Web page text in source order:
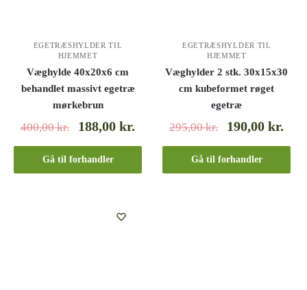
EGETRÆSHYLDER TIL
HJEMMET
Væghylde 40x20x6 cm
behandlet massivt egetræ
mørkebrun
400,00kr. 188,00kr.
Gå til forhandler
EGETRÆSHYLDER TIL
HJEMMET
Væghylder 2 stk. 30x15x30
cm kubeformet røget
egetræ
295,00kr. 190,00kr.
Gå til forhandler